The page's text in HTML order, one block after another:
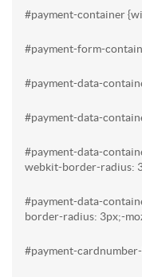
#payment-container
#payment-form-
#payment-data-
#payment-data-
#payment-data-
webkit-border-radius:
#payment-data-
border-radius: 3px;-
#payment-